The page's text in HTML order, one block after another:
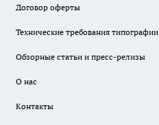
Договор оферты
Технические требования типографии
Обзорные статьи и пресс-релизы
О нас
Контакты